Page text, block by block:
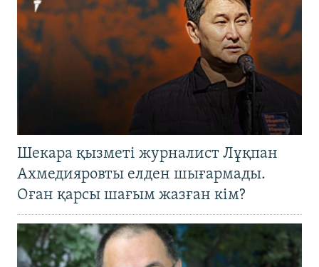
Шекара қызметі журналист Лұқпан
Ахмедияровты елден шығармады.
Оған қарсы шағым жазған кім?